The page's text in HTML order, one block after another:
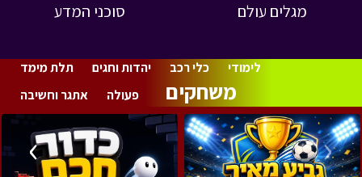
מגלים עולם סוכני המדע
תלת מימד יהדות וחגים כלי רכב
לימודי
אתגר וחשיבה
פעולה משחקים
‹
›